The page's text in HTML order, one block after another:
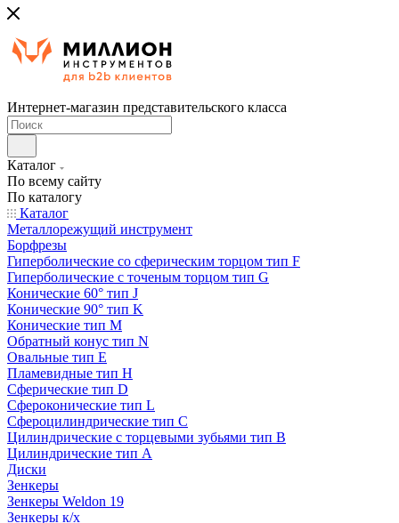
Интернет-магазин представительского класса
Каталог
По всему сайту
По каталогу
Каталог
Металлорежущий инструмент
Борфрезы
Гиперболические cо сферическим торцом тип F
Гиперболические с точеным торцом тип G
Конические 60° тип J
Конические 90° тип K
Конические тип M
Обратный конус тип N
Овальные тип E
Пламевидные тип H
Сферические тип D
Сфероконические тип L
Сфероцилиндрические тип C
Цилиндрические с торцевыми зубьями тип B
Цилиндрические тип А
Диски
Зенкеры
Зенкеры Weldon 19
Зенкеры к/х